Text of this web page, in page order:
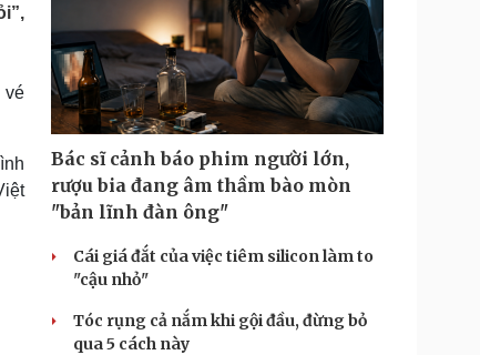
nghiệp
tin doanh nghiệp
nghiệp 24h
nhân
đồng
Công nghệ
Sành điệu
Tin Công nghệ
Trải nghiệm
Chuyển đổi số
Podcast
Đọc truyện đêm khuya
Cửa sổ tình yêu
Kể chuyện cho bé
vé
Bác sĩ cảnh báo phim người lớn,
rượu bia đang âm thầm bào mòn
"bản lĩnh đàn ông"
Cái giá đắt của việc tiêm silicon làm to
"cậu nhỏ"
Tóc rụng cả nắm khi gội đầu, đừng bỏ
qua 5 cách này